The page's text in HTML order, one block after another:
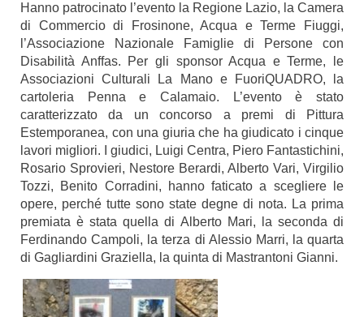
Hanno patrocinato l’evento la Regione Lazio, la Camera
di Commercio di Frosinone, Acqua e Terme Fiuggi,
l’Associazione Nazionale Famiglie di Persone con
Disabilità Anffas. Per gli sponsor Acqua e Terme, le
Associazioni Culturali La Mano e FuoriQUADRO, la
cartoleria Penna e Calamaio. L’evento è stato
caratterizzato da un concorso a premi di Pittura
Estemporanea, con una giuria che ha giudicato i cinque
lavori migliori. I giudici, Luigi Centra, Piero Fantastichini,
Rosario Sprovieri, Nestore Berardi, Alberto Vari, Virgilio
Tozzi, Benito Corradini, hanno faticato a scegliere le
opere, perché tutte sono state degne di nota. La prima
premiata è stata quella di Alberto Mari, la seconda di
Ferdinando Campoli, la terza di Alessio Marri, la quarta
di Gagliardini Graziella, la quinta di Mastrantoni Gianni.